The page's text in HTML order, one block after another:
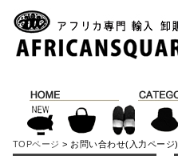
TOPページ > お問い合わせ(入力ページ)